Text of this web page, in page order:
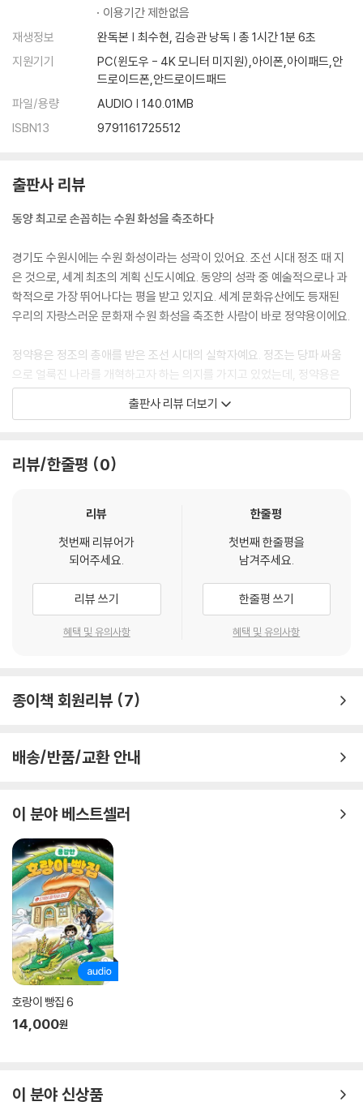
이용기간 제한없음
재생정보
완독본 | 최수현, 김승관 낭독 | 총 1시간 1분 6초
지원기기
PC(윈도우 - 4K 모니터 미지원),아이폰,아이패드,안
드로이드폰,안드로이드패드
파일/용량
AUDIO | 140.01MB
ISBN13
9791161725512
출판사 리뷰
동양 최고로 손꼽히는 수원 화성을 축조하다
경기도 수원시에는 수원 화성이라는 성곽이 있어요. 조선 시대 정조 때 지
은 것으로, 세계 최초의 계획 신도시예요. 동양의 성곽 중 예술적으로나 과
학적으로 가장 뛰어나다는 평을 받고 있지요. 세계 문화유산에도 등재된
우리의 자랑스러운 문화재 수원 화성을 축조한 사람이 바로 정약용이에요.
정약용은 정조의 총애를 받은 조선 시대의 실학자예요. 정조는 당파 싸움
으로 얼룩진 나라를 개혁하고자 하는 의지를 가지고 있었는데, 정약용은
그런 정조의 손과 발이 되어 개혁 정책을 실행하였어요. 수원 화성 역시 정
조의 개혁 정치를 위해 세워진 것이지요. 수원 화성을 세우기 위해 정약용
을 들이고도 큰 돌을 쉽게 나를 수 있었지요. 이러한 기계들로 인해 공사비
정약용은 새로운 세상을 꿈꾼 조선 최고의 실학자이자 시대를 앞서간 개혁
가였으니까요. 그리고 나라와 백성을 매우 사랑하였지요. 정약용이 꿈꾼
새로운 세상은 바로 백성이 잘사는 나라였습니다. 정약용은 다양한 저서를
남겼는데, 모두 백성들의 삶에 도움을 주기 위한 책들이었어요.
때부터는 보고 듣고 느낀 것들을 시로 쓰기 시작했어요. 그리고 그 시들을
이라는 학문이 백성들의 생활에 도움이 되지 못하는 ‘죽은 학문’이라는 것
을 받았어요. 그래서 천주교에 관심을 갖게 되었고, 백성들의 생활에 도움
을 주고자 하는 마음이 더 커졌을 거예요.
황해도 곡산에서 부사로 있을 동안에는 쓸데없이 거둬들이던 세금을 줄이
고, 잘못된 일을 하나하나 고쳐 나가면서 많은 돈이 쌓이게 되었고, 그 돈으
로 백성들을 위한 여러 가지 사업을 벌이기도 했어요. 홍역이 돌아 많은 사
람이 목숨을 잃었을 때는, 돈이 없어 의원의 치료를 받지 못하는 백성들을
위해 연구에 연구를 거듭하여 『마과회통』이라는 책을 쓰기도 했지요.
이러한 정약용의 백성을 사랑하는 마음과 새로운 세상을 만들고자 한 개혁
가로서의 꿈은 임금인 정조와 백성들의 많은 지지를 받았으나, 그로 인해
정약용을 시기하는 사람들 또한 늘어났어요. 정조는 정약용을 감쌌지만,
출판사 리뷰 더보기
리뷰/한줄평 0
리뷰
첫번째 리뷰어가
되어주세요.
리뷰 쓰기
혜택 및 유의사항
한줄평
첫번째 한줄평을
남겨주세요.
한줄평 쓰기
혜택 및 유의사항
종이책 회원리뷰 7
배송/반품/교환 안내
이 분야 베스트셀러
호랑이 빵집 6
14,000원
이 분야 신상품